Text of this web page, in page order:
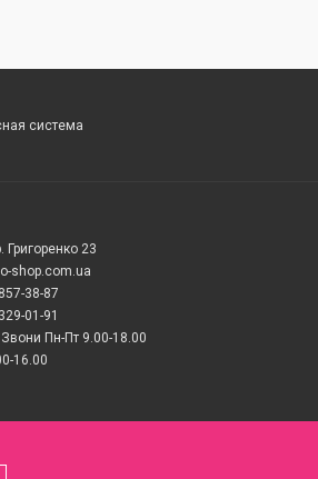
система
Григоренко 23
shop.com.ua
38-87
01-91
Пн-Пт 9.00-18.00
16.00